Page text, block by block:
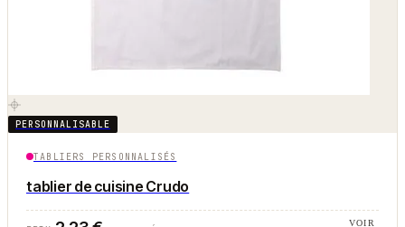
PERSONNALISABLE
TABLIERS PERSONNALISÉS
tablier de cuisine Crudo
VOIR